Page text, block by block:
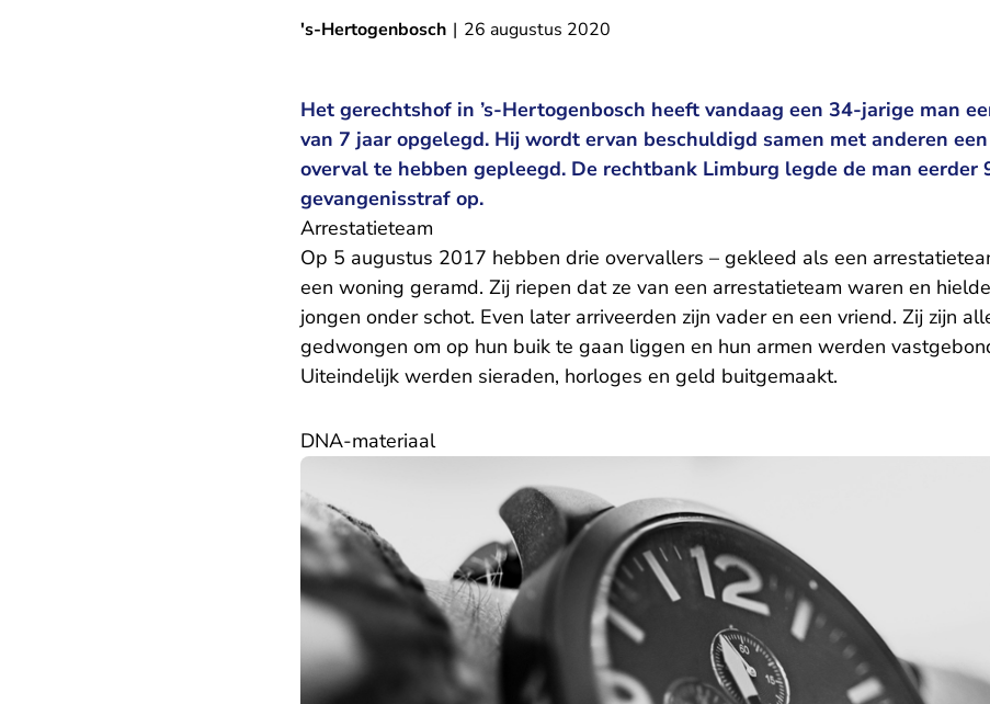
's-Hertogenbosch | 26 augustus 2020
Het gerechtshof in ’s-Hertogenbosch heeft vandaag een 34-jarige man
van 7 jaar opgelegd. Hij wordt ervan beschuldigd samen met anderen
overval te hebben gepleegd. De rechtbank Limburg legde de man eerder
gevangenisstraf op.
Arrestatieteam
Op 5 augustus 2017 hebben drie overvallers – gekleed als een
een woning geramd. Zij riepen dat ze van een arrestatieteam waren en
jongen onder schot. Even later arriveerden zijn vader en een vriend. Zij zijn
gedwongen om op hun buik te gaan liggen en hun armen werden
Uiteindelijk werden sieraden, horloges en geld buitgemaakt.
DNA-materiaal